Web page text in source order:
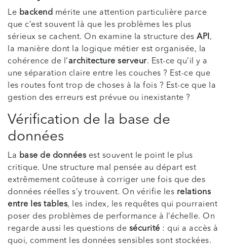
Le backend mérite une attention particulière parce
que c’est souvent là que les problèmes les plus
sérieux se cachent. On examine la structure des API ,
la manière dont la logique métier est organisée, la
cohérence de l’ architecture serveur. Est-ce qu’il y a
une séparation claire entre les couches ? Est-ce que
les routes font trop de choses à la fois ? Est-ce que la
gestion des erreurs est prévue ou inexistante ?
Vérification de la base de
données
La base de données est souvent le point le plus
critique. Une structure mal pensée au départ est
extrêmement coûteuse à corriger une fois que des
données réelles s’y trouvent. On vérifie les relations
entre les tables, les index, les requêtes qui pourraient
poser des problèmes de performance à l’échelle. On
regarde aussi les questions de sécurité : qui a accès à
quoi, comment les données sensibles sont stockées.